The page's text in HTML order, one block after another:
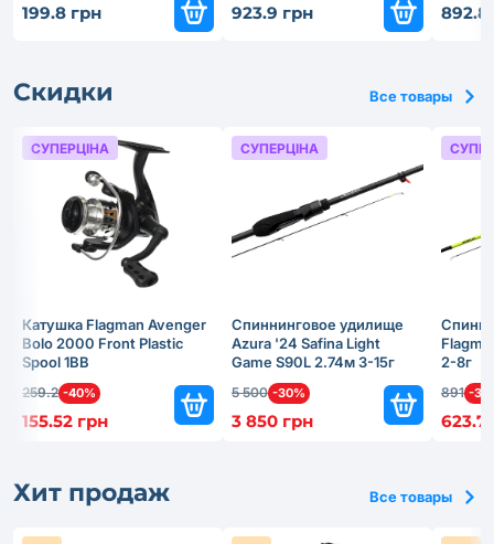
199.8 грн 923.9 грн 892.8
Скидки Все товары
Катушка Flagman Avenger
Bolo 2000 Front Plastic
Spool 1BB
259.2 -40%
155.52 грн
СУПЕРЦІНА
Спиннинговое удилище
Azura '24 Safina Light
Game S90L 2.74м 3-15г
5 500 -30%
3 850 грн
СУПЕРЦІНА
2-8г
891 -
623.7
Хит продаж Все товары